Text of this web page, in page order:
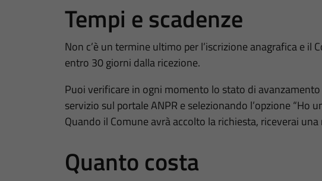
Tempi e scadenze
Non c’è un termine ultimo per l’iscrizione anagrafica e il
entro 30 giorni dalla ricezione.
Puoi verificare in ogni momento lo stato di
servizio sul portale ANPR e selezionando l’opzione “Ho
Quando il Comune avrà accolto la richiesta, riceverai
Quanto costa